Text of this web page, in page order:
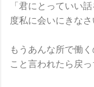
「君にとっていい
度私に会いにきなさ
もうあんな所で働
こと言われたら戻